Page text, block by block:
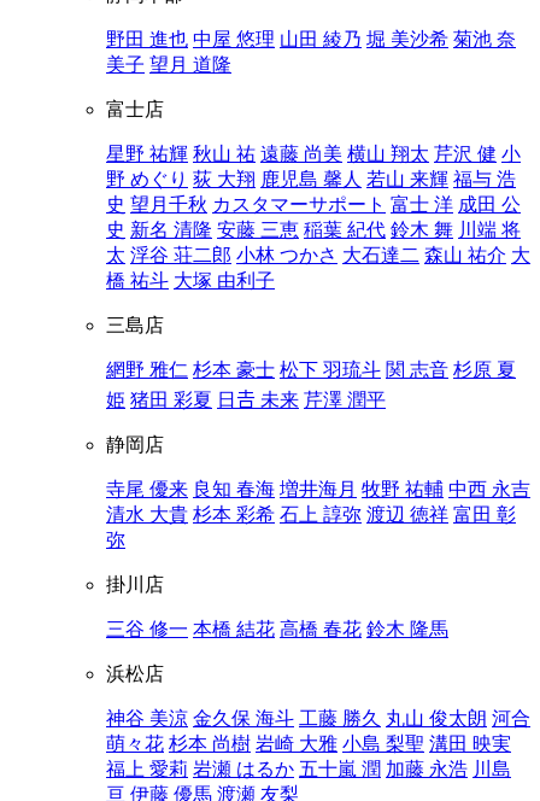
野田 進也 中屋 悠理 山田 綾乃 堀 美沙希 菊池 奈
美子 望月 道隆
富士店
星野 祐輝 秋山 祐 遠藤 尚美 横山 翔太 芹沢 健 小
野 めぐり 荻 大翔 鹿児島 馨人 若山 来輝 福与 浩
史 望月千秋 カスタマーサポート 富士 洋 成田 公
史 新名 清隆 安藤 三恵 稲葉 紀代 鈴木 舞 川端 将
太 浮谷 荘二郎 小林 つかさ 大石達二 森山 祐介 大
橋 祐斗 大塚 由利子
三島店
網野 雅仁 杉本 豪士 松下 羽琉斗 関 志音 杉原 夏
姫 猪田 彩夏 日𠮷 未来 芹澤 潤平
静岡店
寺尾 優来 良知 春海 増井海月 牧野 祐輔 中西 永吉
清水 大貴 杉本 彩希 石上 諄弥 渡辺 徳祥 富田 彰
弥
掛川店
三谷 修一 本橋 結花 高橋 春花 鈴木 隆馬
浜松店
神谷 美涼 金久保 海斗 工藤 勝久 丸山 俊太朗 河合
萌々花 杉本 尚樹 岩崎 大雅 小島 梨聖 溝田 映実
福上 愛莉 岩瀬 はるか 五十嵐 潤 加藤 永浩 川島
亘 伊藤 優馬 渡瀬 友梨